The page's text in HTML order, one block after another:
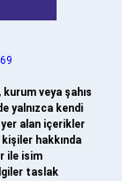
veya şahıs
yalnızca kendi
yer alan içerikler
hakkında
ile isim
taslak